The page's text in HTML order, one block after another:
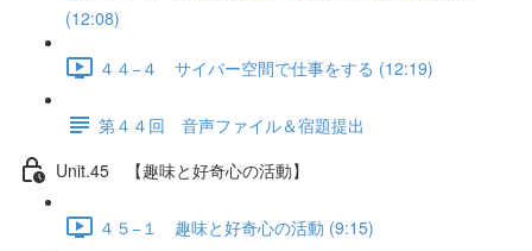
(12:08)
４４−４ サイバー空間で仕事をする (12:19)
第４４回 音声ファイル＆宿題提出
Unit.45 【趣味と好奇心の活動】
４５−１ 趣味と好奇心の活動 (9:15)